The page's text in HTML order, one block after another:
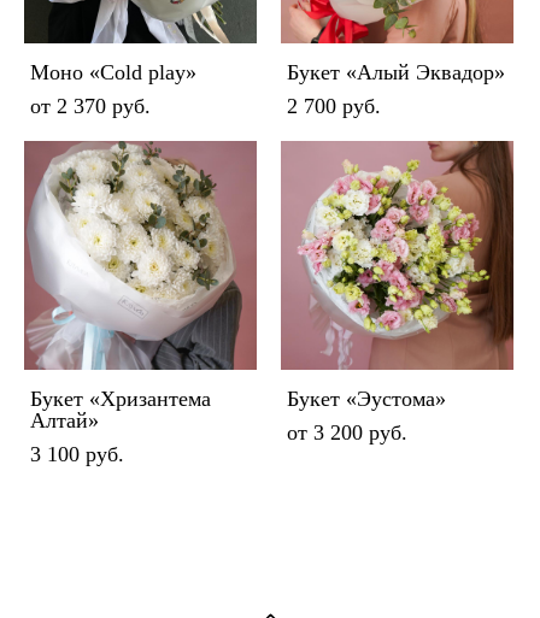
Моно «Cold play»
от 2 370 pуб.
Букет «Алый Эквадор»
2 700 pуб.
Букет «Хризантема
Алтай»
3 100 pуб.
Букет «Эустома»
от 3 200 pуб.